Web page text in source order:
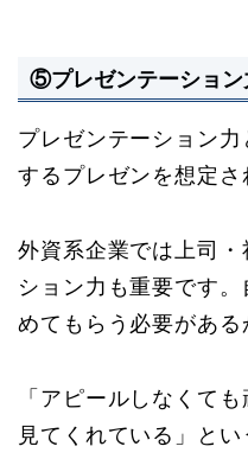
⑤プレゼンテーション
プレゼンテーション
するプレゼンを想定さ
外資系企業では上司
ション力も重要です
めてもらう必要がある
「アピールしなくて
見てくれている」と